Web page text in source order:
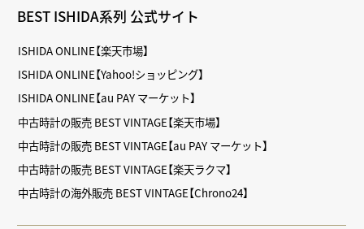
BEST ISHIDA系列 公式サイト
ISHIDA ONLINE【楽天市場】
ISHIDA ONLINE【Yahoo!ショッピング】
ISHIDA ONLINE【au PAY マーケット】
中古時計の販売 BEST VINTAGE【楽天市場】
中古時計の販売 BEST VINTAGE【au PAY マーケット】
中古時計の販売 BEST VINTAGE【楽天ラクマ】
中古時計の海外販売 BEST VINTAGE【Chrono24】